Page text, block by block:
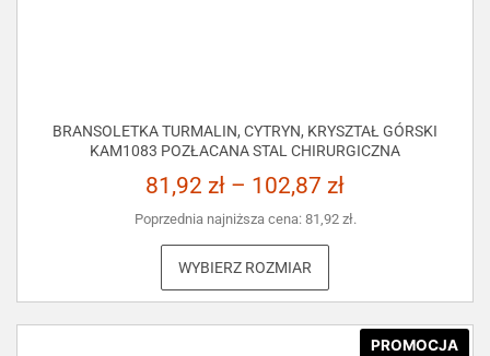
BRANSOLETKA TURMALIN, CYTRYN, KRYSZTAŁ GÓRSKI
KAM1083 POZŁACANA STAL CHIRURGICZNA
81,92 zł – 102,87 zł
Poprzednia najniższa cena: 81,92 zł.
WYBIERZ ROZMIAR
PROMOCJA